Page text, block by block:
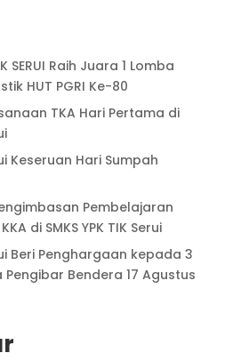
SERUI Raih Juara 1 Lomba
HUT PGRI Ke-80
TKA Hari Pertama di
Keseruan Hari Sumpah
Pembelajaran
di SMKS YPK TIK Serui
Beri Penghargaan kepada 3
Pengibar Bendera 17 Agustus